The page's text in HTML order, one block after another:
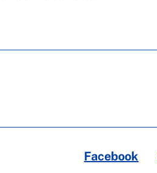
Facebook